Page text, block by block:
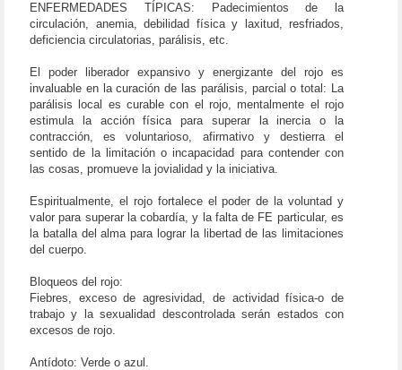
ENFERMEDADES TÍPICAS: Padecimientos de la
circulación, anemia, debilidad física y laxitud, resfriados,
deficiencia circulatorias, parálisis, etc.
El poder liberador expansivo y energizante del rojo es
invaluable en la curación de las parálisis, parcial o total: La
parálisis local es curable con el rojo, mentalmente el rojo
estimula la acción física para superar la inercia o la
contracción, es voluntarioso, afirmativo y destierra el
sentido de la limitación o incapacidad para contender con
las cosas, promueve la jovialidad y la iniciativa.
Espiritualmente, el rojo fortalece el poder de la voluntad y
valor para superar la cobardía, y la falta de FE particular, es
la batalla del alma para lograr la libertad de las limitaciones
del cuerpo.
Bloqueos del rojo:
Fiebres, exceso de agresividad, de actividad física-o de
trabajo y la sexualidad descontrolada serán estados con
excesos de rojo.
Antídoto: Verde o azul.